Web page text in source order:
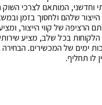
וחדשני, המותאם לצרכי
הייצור שלהם ולחסוך בזמן
הרציפה של קווי הייצור,
בכל שלב, מציע
ימים של המכשירים.
לו תחליף.